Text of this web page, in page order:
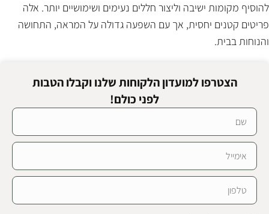
להוסיף מקומות ישיבה וליצור חללים נעימים ושימושיים יותר. אלה
פריטים קטנים יחסית, אך עם השפעה גדולה על המראה, התחושה
והנוחות בבית.
הצטרפו למועדון הלקוחות שלנו וקבלו הטבות
לפני כולם!